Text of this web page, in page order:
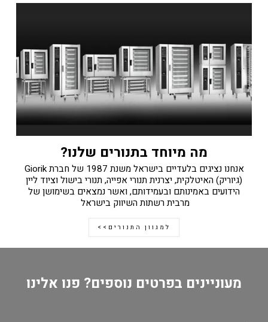
מה מיוחד בתנורים שלנו?
אנחנו נציגים בלעדיים בישראל משנת 1987 של חברת Giorik
(גיוריק) האיטלקית, יצרנית תנורי אפייה, תנורי בישול וציוד ליין
הידועים באמינותם ובעמידותם, ואשר נמצאים בשימושן של
מרבית רשתות השיווק בישראל
למגוון התנורים>>
מעוניינים בפרטים נוספים? פנו אלינו